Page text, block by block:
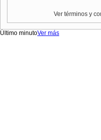
Ver términos y
Último minutoVer más